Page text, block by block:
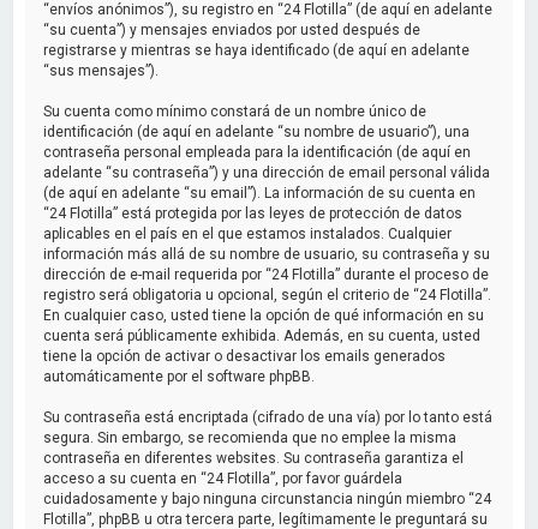
“envíos anónimos”), su registro en “24 Flotilla” (de aquí en adelante
“su cuenta”) y mensajes enviados por usted después de
registrarse y mientras se haya identificado (de aquí en adelante
“sus mensajes”).
Su cuenta como mínimo constará de un nombre único de
identificación (de aquí en adelante “su nombre de usuario”), una
contraseña personal empleada para la identificación (de aquí en
adelante “su contraseña”) y una dirección de email personal válida
(de aquí en adelante “su email”). La información de su cuenta en
“24 Flotilla” está protegida por las leyes de protección de datos
aplicables en el país en el que estamos instalados. Cualquier
información más allá de su nombre de usuario, su contraseña y su
dirección de e-mail requerida por “24 Flotilla” durante el proceso de
registro será obligatoria u opcional, según el criterio de “24 Flotilla”.
En cualquier caso, usted tiene la opción de qué información en su
cuenta será públicamente exhibida. Además, en su cuenta, usted
tiene la opción de activar o desactivar los emails generados
automáticamente por el software phpBB.
Su contraseña está encriptada (cifrado de una vía) por lo tanto está
segura. Sin embargo, se recomienda que no emplee la misma
contraseña en diferentes websites. Su contraseña garantiza el
acceso a su cuenta en “24 Flotilla”, por favor guárdela
cuidadosamente y bajo ninguna circunstancia ningún miembro “24
Flotilla”, phpBB u otra tercera parte, legítimamente le preguntará su